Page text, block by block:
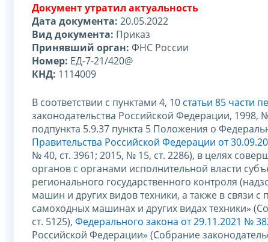
Документ утратил актуальность
Дата документа: 20.05.2022
Вид документа: Приказ
Принявший орган: ФНС России
Номер: ЕД-7-21/420@
КНД: 1114009
В соответствии с пунктами 4, 10 статьи 85 части
законодательства Российской Федерации, 1998,
подпункта 5.9.37 пункта 5 Положения о
Правительства Российской Федерации от
№ 40, ст. 3961; 2015, № 15, ст. 2286), в целях
органов с органами исполнительной власти
регионального государственного контроля
машин и других видов техники, а также в связи с
самоходных машинах и других видах техники»
ст. 5125), Федерального закона от 29.11.2021 №
Российской Федерации» (Собрание